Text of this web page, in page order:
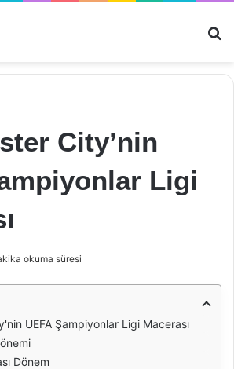
City’nin
Ligi
okuma süresi
UEFA Şampiyonlar Ligi Macerası
Dönem